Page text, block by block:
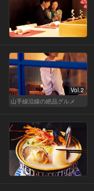
Vol.2
山手線沿線の絶品グルメ